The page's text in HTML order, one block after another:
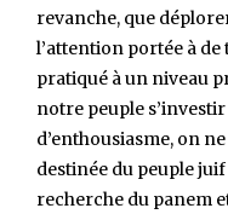
revanche, que
l’attention portée à
pratiqué à un niveau
notre peuple
d’enthousiasme, on
destinée du peuple
recherche du panem